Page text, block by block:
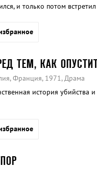
и только потом
ТЕМ, КАК
Франция, 1971, Драма
история убийства